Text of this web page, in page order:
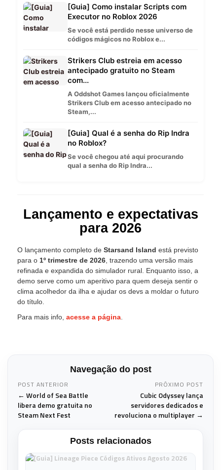
[Guia] Como instalar Scripts com
Executor no Roblox 2026
Se você está perdido nesse universo de
códigos mágicos no Roblox e...
Strikers Club estreia em acesso
antecipado gratuito no Steam
com...
A Oddshot Games lançou oficialmente
Strikers Club em acesso antecipado no
Steam,...
[Guia] Qual é a senha do Rip Indra
no Roblox?
Se você chegou até aqui procurando
qual a senha do Rip Indra...
Lançamento e expectativas
para 2026
O lançamento completo de Starsand Island está previsto
para o 1º trimestre de 2026 , trazendo uma versão mais
refinada e expandida do simulador rural. Enquanto isso, a
demo serve como um aperitivo para quem deseja sentir o
clima acolhedor da ilha e ajudar os devs a moldar o futuro
do título.
Para mais info, acesse a página
Navegação do post
POST ANTERIOR
← World of Sea Battle
libera demo gratuita no
Steam Next Fest
PRÓXIMO POST
Cubic Odyssey lança
servidores dedicados e
revoluciona o multiplayer →
Posts relacionados